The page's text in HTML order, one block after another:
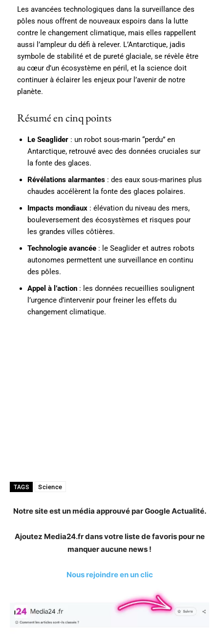
Les avancées technologiques dans la surveillance des
pôles nous offrent de nouveaux espoirs dans la lutte
contre le changement climatique, mais elles rappellent
aussi l’ampleur du défi à relever. L’Antarctique, jadis
symbole de stabilité et de pureté glaciale, se révèle être
au cœur d’un écosystème en péril, et la science doit
continuer à éclairer les enjeux pour l’avenir de notre
planète.
Résumé en cinq points
Le Seaglider : un robot sous-marin “perdu” en
Antarctique, retrouvé avec des données cruciales sur
la fonte des glaces.
Révélations alarmantes : des eaux sous-marines plus
chaudes accélèrent la fonte des glaces polaires.
Impacts mondiaux : élévation du niveau des mers,
bouleversement des écosystèmes et risques pour
les grandes villes côtières.
Technologie avancée : le Seaglider et autres robots
autonomes permettent une surveillance en continu
des pôles.
Appel à l’action : les données recueillies soulignent
l’urgence d’intervenir pour freiner les effets du
changement climatique.
TAGS Science
Notre site est un média approuvé par Google Actualité.
Ajoutez Media24.fr dans votre liste de favoris pour ne
manquer aucune news !
Nous rejoindre en un clic